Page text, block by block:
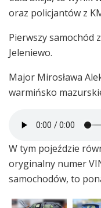
oraz policjantów z
Pierwszy samochód
Jeleniewo.
Major Mirosława
warmińsko
W tym pojeździe
oryginalny numer
samochodów, to